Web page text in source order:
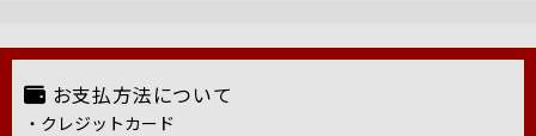
お支払方法について
・クレジットカード